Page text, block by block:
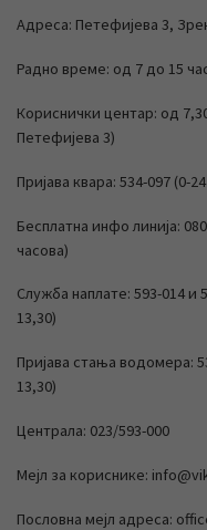
Адреса: Петефијева 3,
Радно време: од 7 до 15
Кориснички центар: од
Петефијева 3)
Пријава квара: 534-097 (0-
Бесплатна инфо линија:
часова)
Служба наплате: 593-014
13,30)
Пријава стања водомера:
13,30)
Централа: 023/593-000
Мејл за кориснике:
Пословна мејл адреса: